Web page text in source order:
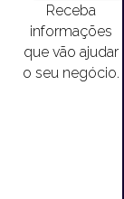
Receba
informações
que vão ajudar
o seu negócio.